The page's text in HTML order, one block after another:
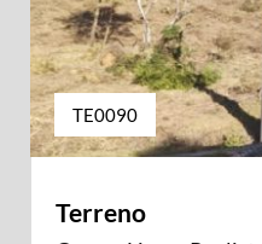
TE0090
Terreno